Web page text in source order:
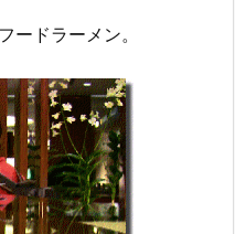
ードラーメン。